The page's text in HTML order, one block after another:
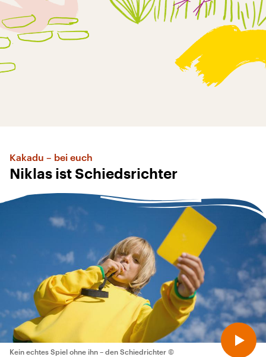
Kakadu – bei euch
Niklas ist Schiedsrichter
Kein echtes Spiel ohne ihn – den Schiedrichter ©